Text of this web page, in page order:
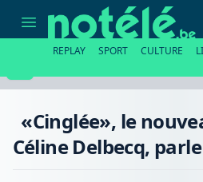
nouveau
Delbecq,
féminicides
REPLAY SPORT CULTURE
«Cinglée», le
Céline Delbecq,